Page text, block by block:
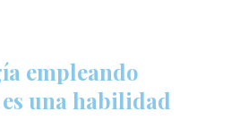
empleando
una habilidad